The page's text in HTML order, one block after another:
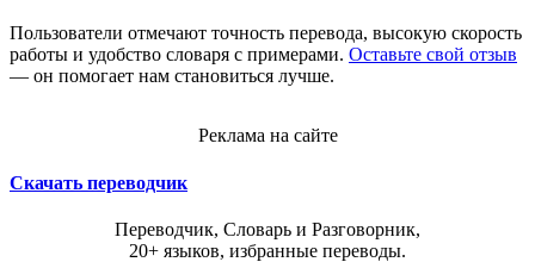
Пользователи отмечают точность перевода, высокую скорость
работы и удобство словаря с примерами. Оставьте свой отзыв
— он помогает нам становиться лучше.
Реклама на сайте
Скачать переводчик
Переводчик, Словарь и Разговорник,
20+ языков, избранные переводы.